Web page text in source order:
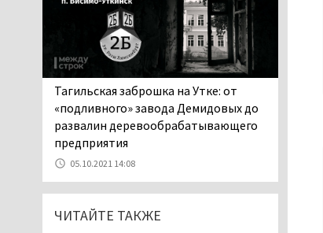
05.08.2026 16:31
Осуждённый за убийство
тагильского хоккеиста
Александра Чумарина
Самат Хазипов в очередной раз
попал на скамью подсудимых
05.08.2026 15:28
Уральского депутата
Госдумы Ильтякова,
женщин неполноценными людьми, а
неженатых мужчин — инвалидами,
Тагильская заброшка на Утке: от
«подливного» завода Демидовых до
развалин деревообрабатывающего
предприятия
05.10.2021 14:08
ЧИТАЙТЕ ТАКЖЕ